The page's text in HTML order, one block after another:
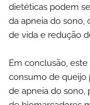
dietéticas podem
da apneia do sono,
de vida e redução
Em conclusão,
consumo de queijo
de apneia do